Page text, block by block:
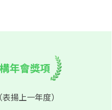
年會獎項
揚上一年度）